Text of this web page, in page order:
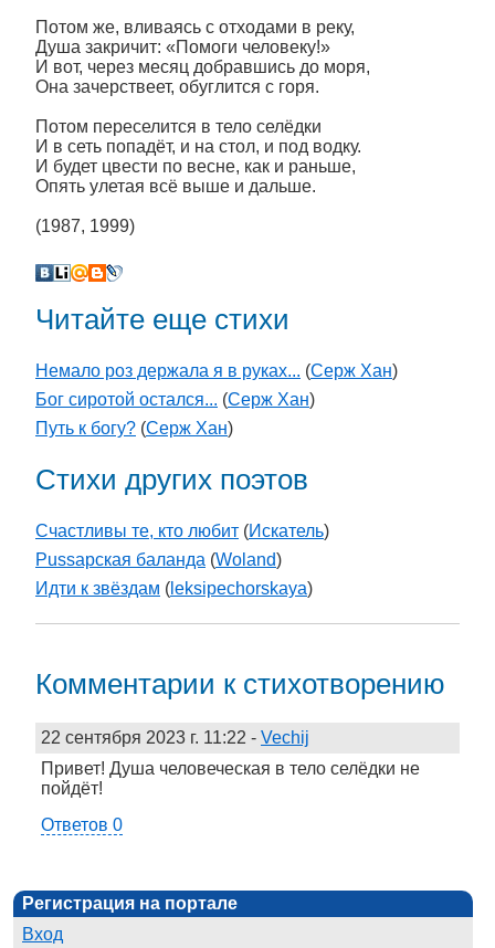
Потом же, вливаясь с отходами в реку,
Душа закричит: «Помоги человеку!»
И вот, через месяц добравшись до моря,
Она зачерствеет, обуглится с горя.
Потом переселится в тело селёдки
И в сеть попадёт, и на стол, и под водку.
И будет цвести по весне, как и раньше,
Опять улетая всё выше и дальше.
(1987, 1999)
Читайте еще стихи
Немало роз держала я в руках... (Серж Хан)
Бог сиротой остался... (Серж Хан)
Путь к богу? (Серж Хан)
Стихи других поэтов
Счастливы те, кто любит (Искатель)
Pussарская баланда (Woland)
Идти к звёздам ( leksipechorskaya)
Комментарии к стихотворению
22 сентября 2023 г. 11:22 - Vechij
Привет! Душа человеческая в тело селёдки не
пойдёт!
Ответов 0
Регистрация на портале
Вход